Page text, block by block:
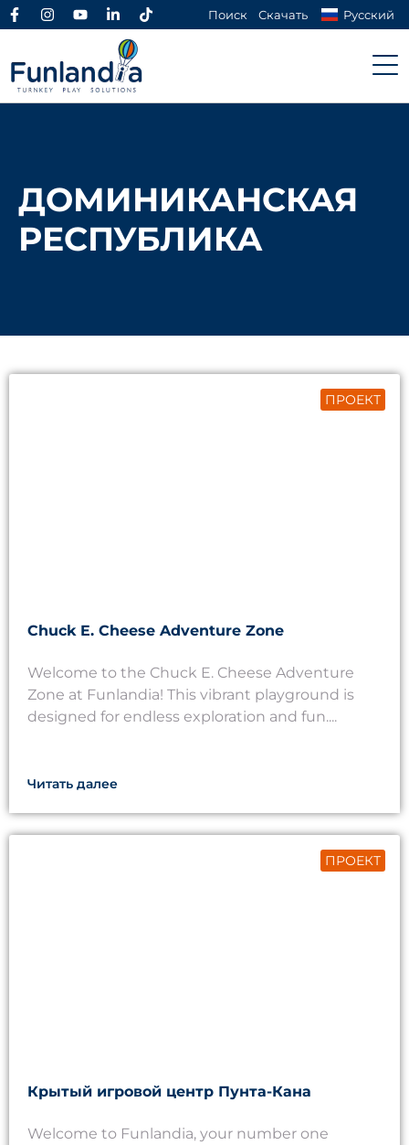
Поиск Скачать Русский
ДОМИНИКАНСКАЯ
РЕСПУБЛИКА
Chuck E. Cheese Adventure Zone
Welcome to the Chuck E. Cheese Adventure
Zone at Funlandia! This vibrant playground is
designed for endless exploration and fun....
Читать далее
ПРОЕКТ
Крытый игровой центр Пунта-Кана
Welcome to Funlandia, your number one
ПРОЕКТ